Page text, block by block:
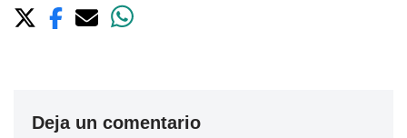
Deja un comentario